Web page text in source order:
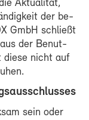
Ak­tua­li­tät,
der be­
GmbH schließt
der Be­nut­
die­se nicht auf
sein oder